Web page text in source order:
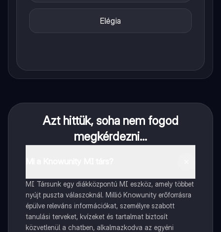
Elégia
Azt hittük, soha nem fogod
megkérdezni...
MI Társunk egy diákközpontú MI eszköz, amely többet
nyújt puszta válaszoknál. Millió Knowunity erőforrásra
épülve releváns információkat, személyre szabott
tanulási terveket, kvízeket és tartalmat biztosít
közvetlenül a chatben, alkalmazkodva az egyéni